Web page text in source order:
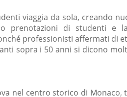
viaggia da sola, creando
prenotazioni di studenti e
professionisti affermati di
sopra i 50 anni si dicono
nel centro storico di Monaco,